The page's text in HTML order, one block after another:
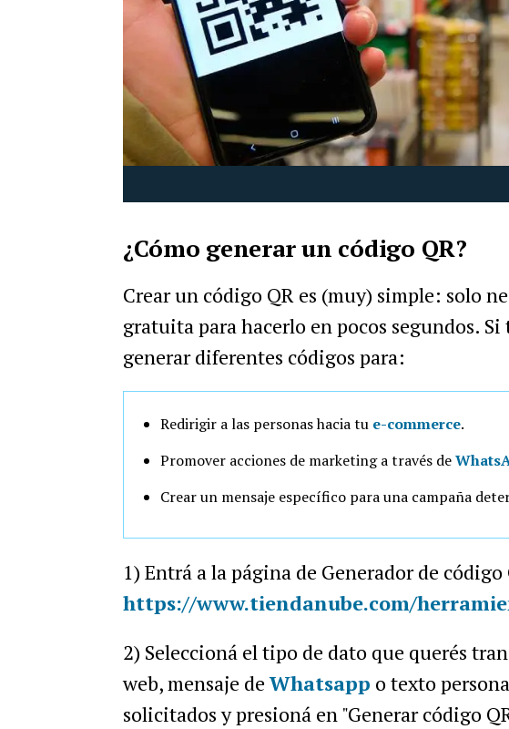
¿Cómo generar un código QR?
Crear un código QR es (muy) simple: solo
gratuita para hacerlo en pocos segundos.
generar diferentes códigos para:
Redirigir a las personas hacia tu e-commerce.
Promover acciones de marketing a través de
Crear un mensaje específico para una campaña
1) Entrá a la página de Generador de código
https://www.tiendanube.com/
2) Seleccioná el tipo de dato que querés
web, mensaje deWhatsapp o texto
solicitados y presioná en "Generar código